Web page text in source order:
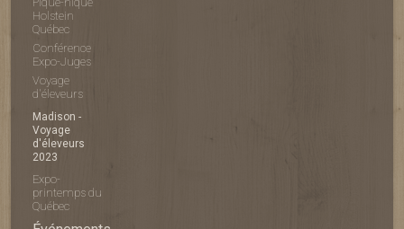
Holstein
Québec
Conférence
Expo-Juges
Voyage
d'éleveurs
Madison -
Voyage
d'éleveurs
2023
Expo-
printemps du
Québec